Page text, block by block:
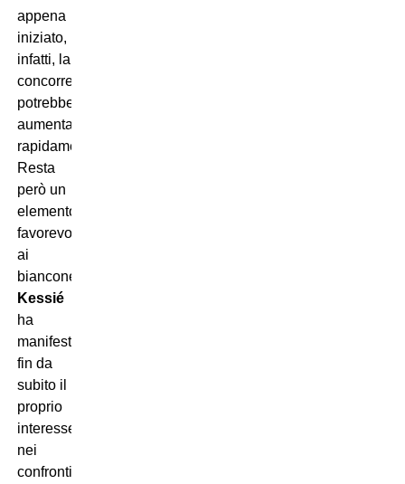
appena
iniziato,
infatti, la
concorrenza
potrebbe
aumentare
rapidamente.
Resta
però un
elemento
favorevole
ai
bianconeri:
Kessié
ha
manifestato
fin da
subito il
proprio
interesse
nei
confronti